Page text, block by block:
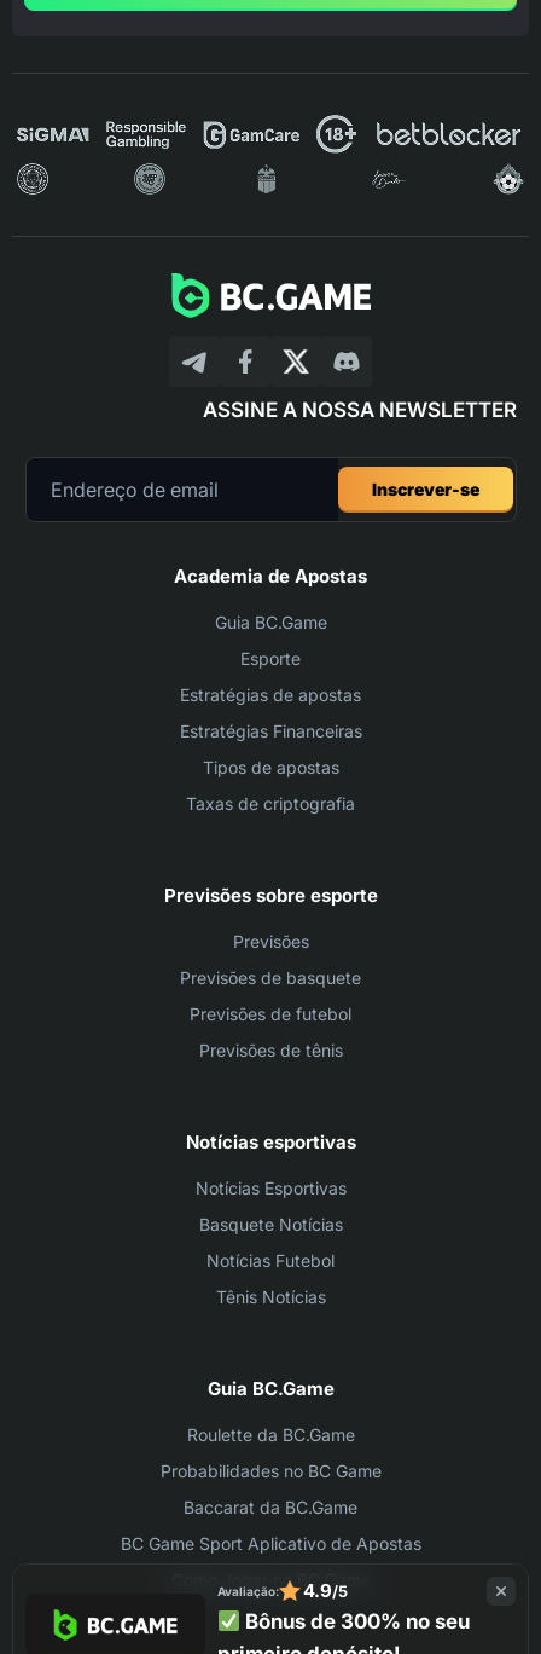
ASSINE A NOSSA NEWSLETTER
Inscrever-se
Academia de Apostas
Guia BC.Game
Esporte
Estratégias de apostas
Estratégias Financeiras
Tipos de apostas
Taxas de criptografia
Previsões sobre esporte
Previsões
Previsões de basquete
Previsões de futebol
Previsões de tênis
Notícias esportivas
Notícias Esportivas
Basquete Notícias
Notícias Futebol
Tênis Notícias
Guia BC.Game
Roulette da BC.Game
Probabilidades no BC Game
Baccarat da BC.Game
BC Game Sport Aplicativo de Apostas
Como Jogar no BC Game
Avaliação: 4.9/5
Bônus de 300% no seu